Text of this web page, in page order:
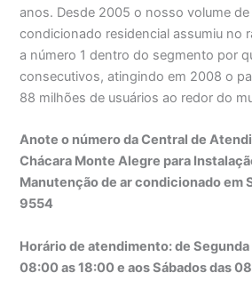
anos. Desde 2005 o nosso volume
condicionado residencial assumiu no
a número 1 dentro do segmento por
consecutivos, atingindo em 2008 o
88 milhões de usuários ao redor do
Anote o número da Central de
Chácara Monte Alegre para
Manutenção de ar condicionado em
9554
Horário de atendimento: de
08:00 as 18:00 e aos Sábados das